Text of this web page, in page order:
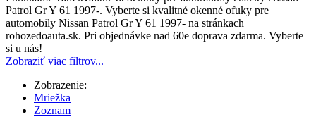
Patrol Gr Y 61 1997-. Vyberte si kvalitné okenné ofuky pre
automobily Nissan Patrol Gr Y 61 1997- na stránkach
rohozedoauta.sk. Pri objednávke nad 60e doprava zdarma. Vyberte
si u nás!
Zobraziť viac filtrov...
Zobrazenie:
Mriežka
Zoznam